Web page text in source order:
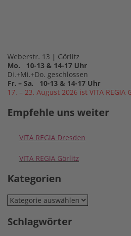
Weberstr. 13 | Görlitz
Mo. 10-13 & 14-17 Uhr
Di.+Mi.+Do. geschlossen
Fr. – Sa. 10-13 & 14-17 Uhr
17. – 23. August 2026 ist VITA REGIA
Empfehle uns weiter
VITA REGIA Dresden
VITA REGIA Görlitz
Kategorien
Kategorien
Schlagwörter